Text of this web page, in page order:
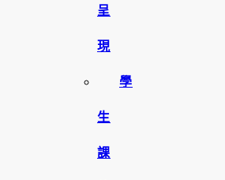
呈
現
學
生
課